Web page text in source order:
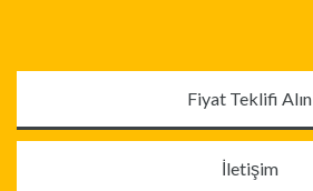
Fiyat Teklifi Alın
İletişim